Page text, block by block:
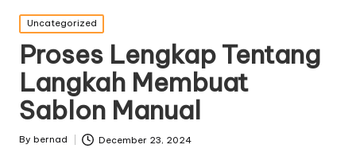
Posted
in
Uncategorized
Proses Lengkap Tentang
Langkah Membuat
Sablon Manual
Posted
By bernad December 23, 2024